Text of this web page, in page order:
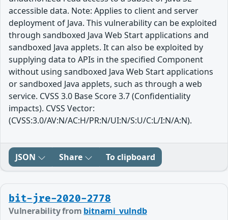
accessible data. Note: Applies to client and server
deployment of Java. This vulnerability can be exploited
through sandboxed Java Web Start applications and
sandboxed Java applets. It can also be exploited by
supplying data to APIs in the specified Component
without using sandboxed Java Web Start applications
or sandboxed Java applets, such as through a web
service. CVSS 3.0 Base Score 3.7 (Confidentiality
impacts). CVSS Vector:
(CVSS:3.0/AV:N/AC:H/PR:N/UI:N/S:U/C:L/I:N/A:N).
JSON Share To clipboard
bit-jre-2020-2778
Vulnerability from bitnami_vulndb